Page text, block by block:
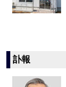
訃報